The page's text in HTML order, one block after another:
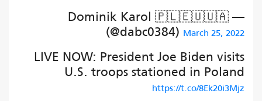
— Dominik Karol 🇵🇱🇪🇺🇺🇦
(@dabc0384) March 25, 2022
LIVE NOW: President Joe Biden visits
U.S. troops stationed in Poland
https://t.co/8Ek20i3Mjz